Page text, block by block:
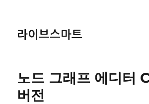
라이브스마트
노드 그래프 에디터
버전